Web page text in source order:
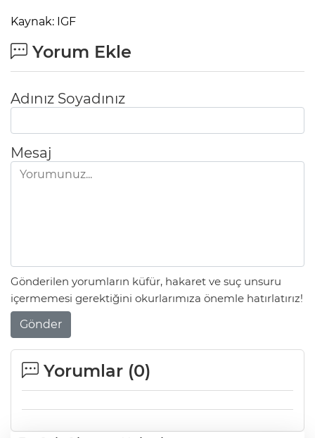
Kaynak: IGF
Yorum Ekle
Adınız Soyadınız
Mesaj
Gönderilen yorumların küfür, hakaret ve suç unsuru
içermemesi gerektiğini okurlarımıza önemle hatırlatırız!
Gönder
Yorumlar (0)